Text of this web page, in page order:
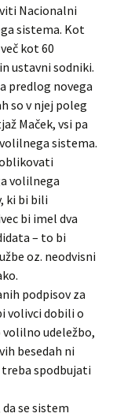
Nacionalni
sistema. Kot
kot 60
ustavni sodniki.
predlog novega
so v njej poleg
Maček, vsi pa
sistema.
volilnega
ki bi bili
bi imel dva
– to bi
oz. neodvisni
podpisov za
volivci dobili o
udeležbo,
besedah ni
treba spodbujati
se sistem